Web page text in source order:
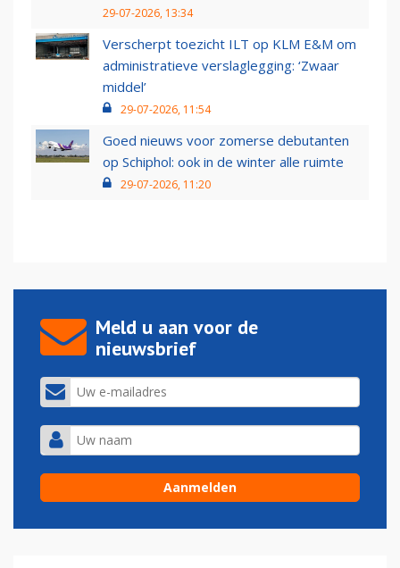
29-07-2026, 13:34
Verscherpt toezicht ILT op KLM E&M om
administratieve verslaglegging: ‘Zwaar
middel’
29-07-2026, 11:54
Goed nieuws voor zomerse debutanten
op Schiphol: ook in de winter alle ruimte
29-07-2026, 11:20
Meld u aan voor de
nieuwsbrief